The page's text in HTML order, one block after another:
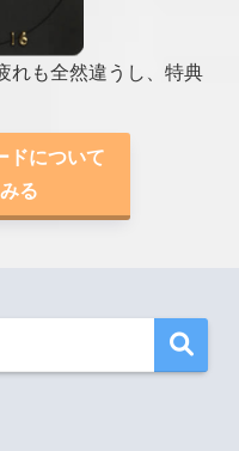
れも全然違うし、特典
ドについて
る